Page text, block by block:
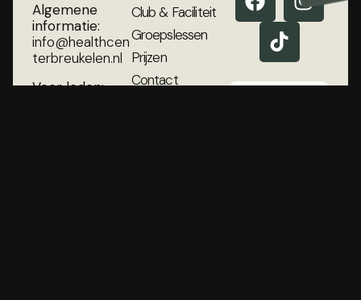
Algemene
informatie:
info@healthcen
terbreukelen.nl
Voor leden:
Club & Faciliteit
Groepslessen
Prijzen
Contact